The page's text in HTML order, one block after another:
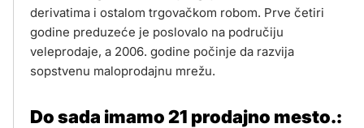
derivatima i ostalom trgovačkom robom. Prve četiri
godine preduzeće je poslovalo na područiju
veleprodaje, a 2006. godine počinje da razvija
sopstvenu maloprodajnu mrežu.
Do sada imamo 21 prodajno mesto.: